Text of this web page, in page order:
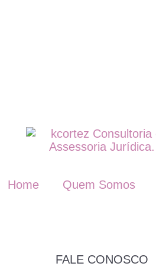
Home Quem Somos
FALE CONOSCO